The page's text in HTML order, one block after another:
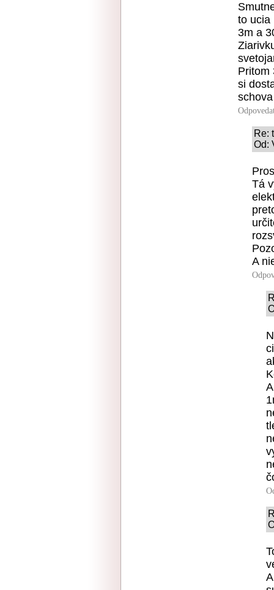
to ucia
3m a
Pritom
si
Re:
Od:
Tá
A